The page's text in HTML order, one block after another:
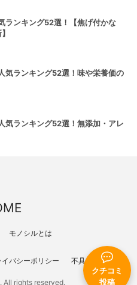
クチコミ
投稿
ランキング52選！【焦げ付かな
気ランキング52選！味や栄養価の
気ランキング52選！無添加・アレ
モノシルとは
イバシーポリシー 不具合報告
rights reserved.